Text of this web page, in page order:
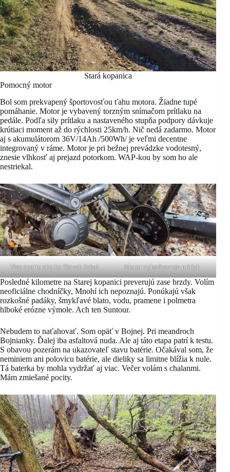
Stará kopanica
Pomocný motor
Bol som prekvapený športovosťou ťahu motora. Žiadne tupé
pomáhanie. Motor je vybavený torzným snímačom prítlaku na
pedále. Podľa sily prítlaku a nastaveného stupňa podpory dávkuje
krútiaci moment až do rýchlosti 25km/h. Nič nedá zadarmo. Motor
aj s akumulátorom 36V/14Ah /500Wh/ je veľmi decentne
integrovaný v ráme. Motor je pri bežnej prevádzke vodotesný,
znesie vlhkosť aj prejazd potorkom. WAP-kou by som ho ale
nestriekal.
Viac sporty ako by človek čakal Motor vyhodnocuje prítlak
Posledné kilometre na Starej kopanici preverujú zase brzdy. Volím
neoficiálne chodníčky, Mnohí ich nepoznajú. Ponúkajú však
rozkošné padáky, šmykľavé blato, vodu, pramene i polmetra
hlboké erózne výmole. Ach ten Suntour.
Nebudem to naťahovať. Som opäť v Bojnej. Pri meandroch
Bojnianky. Ďalej iba asfaltová nuda. Ale aj táto etapa patrí k testu.
S obavou pozerám na ukazovateľ stavu batérie. Očakával som, že
neminiem ani polovicu batérie, ale dieliky sa limitne blížia k nule.
Tá baterka by mohla vydržať aj viac. Večer volám s chalanmi.
Mám zmiešané pocity.